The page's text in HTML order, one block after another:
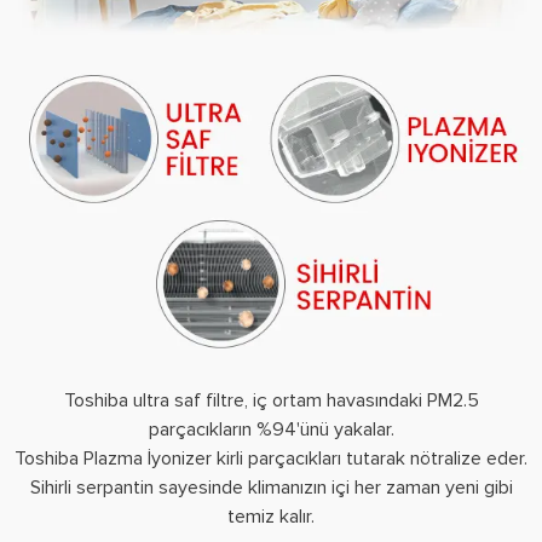
Toshiba ultra saf filtre, iç ortam havasındaki PM2.5
parçacıkların %94'ünü yakalar.
Toshiba Plazma İyonizer kirli parçacıkları tutarak nötralize eder.
Sihirli serpantin sayesinde klimanızın içi her zaman yeni gibi
temiz kalır.